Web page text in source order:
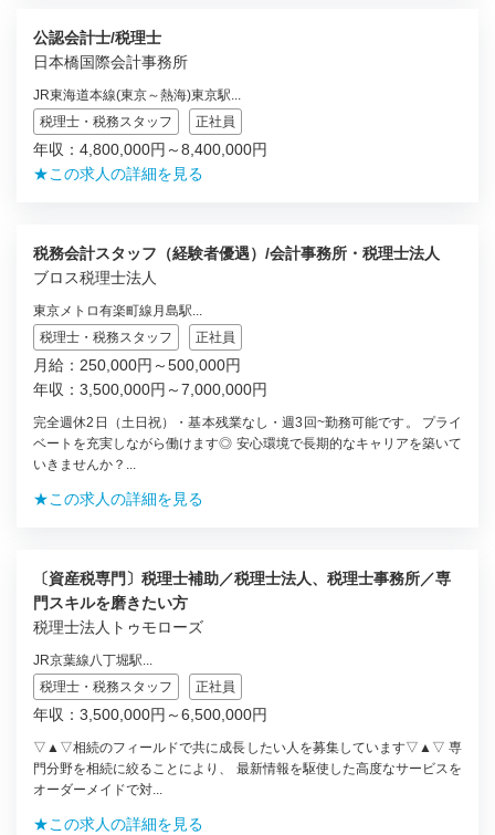
公認会計士/税理士
日本橋国際会計事務所
JR東海道本線(東京～熱海)東京駅...
税理士・税務スタッフ
正社員
年収：4,800,000円～8,400,000円
★この求人の詳細を見る
税務会計スタッフ（経験者優遇）/会計事務所・税理士法人
ブロス税理士法人
東京メトロ有楽町線月島駅...
税理士・税務スタッフ
正社員
月給：250,000円～500,000円
年収：3,500,000円～7,000,000円
完全週休2日（土日祝）・基本残業なし・週3回~勤務可能です。 プライ
ベートを充実しながら働けます◎ 安心環境で長期的なキャリアを築いて
いきませんか？...
★この求人の詳細を見る
〔資産税専門〕税理士補助／税理士法人、税理士事務所／専
門スキルを磨きたい方
税理士法人トゥモローズ
JR京葉線八丁堀駅...
税理士・税務スタッフ
正社員
年収：3,500,000円～6,500,000円
▽▲▽相続のフィールドで共に成長したい人を募集しています▽▲▽ 専
門分野を相続に絞ることにより、 最新情報を駆使した高度なサービスを
オーダーメイドで対...
★この求人の詳細を見る